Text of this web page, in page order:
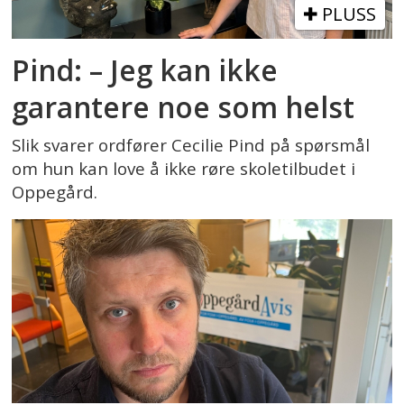
PLUSS
Pind: – Jeg kan ikke
garantere noe som helst
Slik svarer ordfører Cecilie Pind på spørsmål
om hun kan love å ikke røre skoletilbudet i
Oppegård.